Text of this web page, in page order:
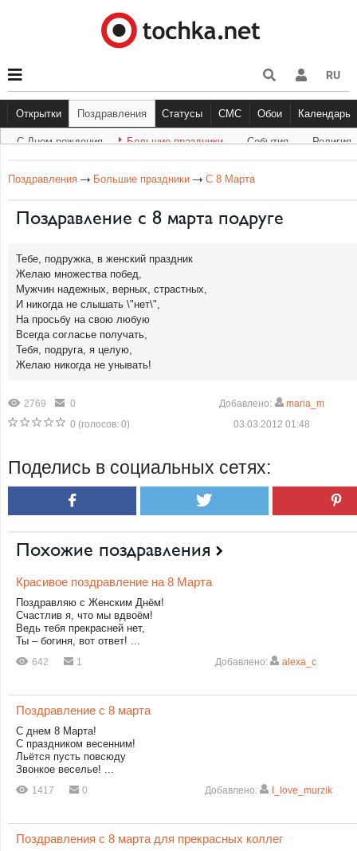
RU
Открытки
С Днем рождения Большие праздники События
Поздравления Статусы
Другое Прикольные Грустные
СМС
С Днём Рождения
Обои
Музыка
Календарь
С Днем рождения Большие праздники Cобытия Религия
Поздравления Большие праздники С 8 Марта
Поздравление с 8 марта подруге
Тебе, подружка, в женский праздник
Желаю множества побед,
Мужчин надежных, верных, страстных,
И никогда не слышать \"нет\",
На просьбу на свою любую
Всегда согласье получать,
Тебя, подруга, я целую,
Желаю никогда не унывать!
2769
0
0 (голосов: 0)
Добавлено:
maria_m
03.03.2012 01:48
Поделись в социальных сетях:
Похожие поздравления
Красивое поздравление на 8 Марта
Поздравляю с Женским Днём!
Счастлив я, что мы вдвоём!
Ведь тебя прекрасней нет,
Ты – богиня, вот ответ! ...
642 1 Добавлено: alexa_c
Поздравление с 8 марта
С днем 8 Марта!
С праздником весенним!
Льётся пусть повсюду
Звонкое веселье! ...
1417 0 Добавлено: I_love_murzik
Поздравления с 8 марта для прекрасных коллег